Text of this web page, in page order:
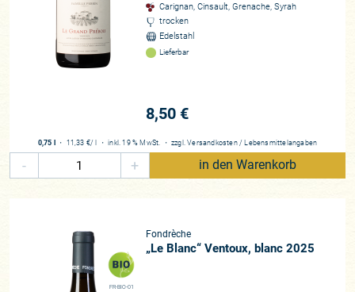
Carignan, Cinsault, Grenache, Syrah
trocken
Edelstahl
Lieferbar
8,50 €
0,75 l ・ 11,33 €/ l ・inkl. 19 % MwSt. ・ zzgl.Versandkosten / Lebensmittelangaben
- + in den Warenkorb
FR-BIO-01
Fondrèche
„Le Blanc“ Ventoux, blanc 2025